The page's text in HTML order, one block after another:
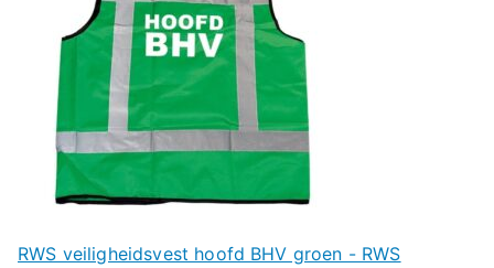
RWS veiligheidsvest hoofd BHV groen - RWS